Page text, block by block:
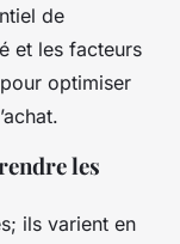
de
et les facteurs
optimiser
les
ils varient en